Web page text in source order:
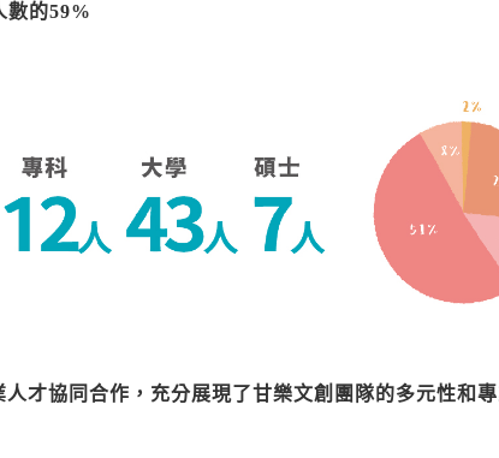
數的59%
才協同合作，充分展現了甘樂文創團隊的多元性和